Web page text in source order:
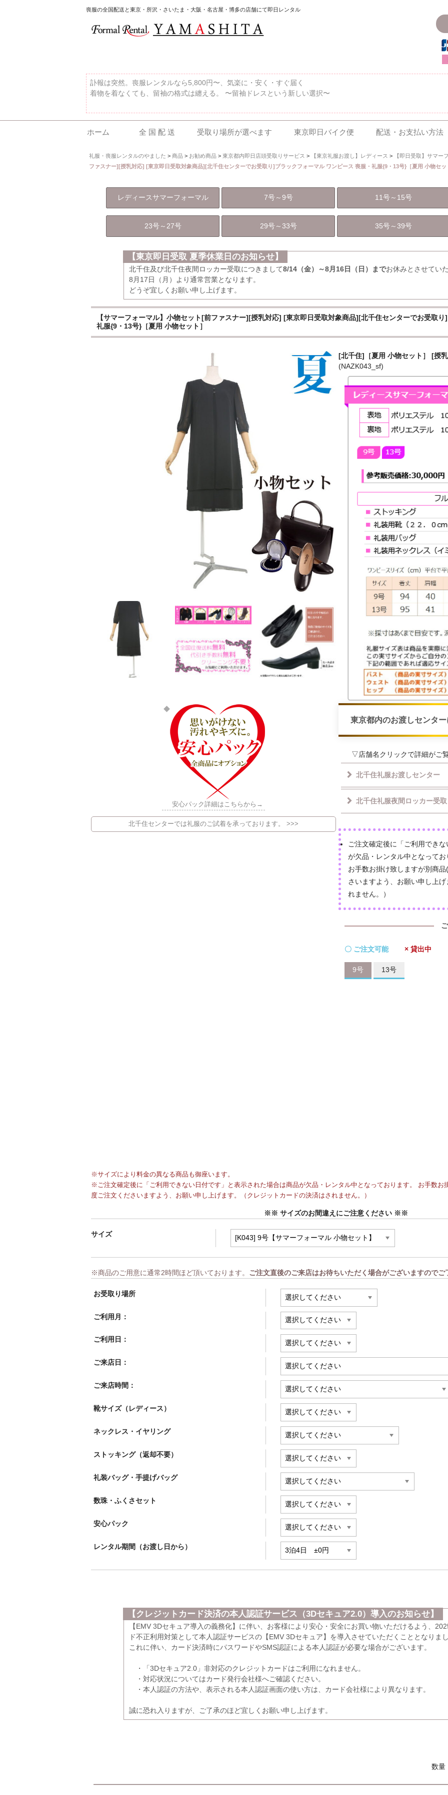
喪服の全国配送と東京・所沢・さいたま・大阪・名古屋・博多の店舗にて即日レンタル
訃報は突然。喪服レンタルなら5,800円〜、気楽に・安く・すぐ届く
着物を着なくても、留袖の格式は纏える。 〜留袖ドレスという新しい選択〜
ホーム 全 国 配 送 受取り場所が選べます 東京即日バイク便 配送・お支払い方法
礼服・喪服レンタルのやました > 商品> お勧め商品> 東京都内即日店頭受取りサービス > 【東京礼服お渡し】レディース >
【即日受取】サマー
ファスナー][授乳対応] [東京即日受取対象商品][北千住センターでお受取り]ブラックフォーマル ワンピース 喪服・礼服{9・13号}［夏用 小物セッ
レディースサマーフォーマル 7号～9号 11号～15号
23号～27号 29号～33号 35号～39号
【東京即日受取 夏季休業日のお知らせ】
北千住及び北千住夜間ロッカー受取につきまして8/14（金）～8月16日（日）までお休みとさせてい
8月17日（月）より通常営業となります。
どうぞ宜しくお願い申し上げます。
【サマーフォーマル】小物セット[前ファスナー][授乳対応] [東京即日受取対象商品][北千住センターでお受取
礼服{9・13号}［夏用 小物セット］
安心パック詳細はこちらから→
北千住センターでは礼服のご試着を承っております。 >>>
[北千住]［夏用 小物セット］ [授
(NAZK043_sf)
東京都内のお渡しセンタ
▽店舗名クリックで詳細がご
北千住礼服お渡しセンター
北千住礼服夜間ロッカー受
ご注文確定後に「ご利用でき
が欠品・レンタル中となってお
お手数お掛け致しますが別商
さいますよう、お願い申し上
れません。）
〇 ご注文可能 × 貸出中
9号 13号
※サイズにより料金の異なる商品も御座います。
※ご注文確定後に「ご利用できない日付です」と表示された場合は商品が欠品・レンタル中となっております。 お手数お
度ご注文くださいますよう、お願い申し上げます。（クレジットカードの決済はされません。）
※※ サイズのお間違えにご注意ください ※※
サイズ
※商品のご用意に通常2時間ほど頂いております。 ご注文直後のご来店はお待ちいただく場合がございますのでご
お受取り場所
ご利用月：
ご利用日：
ご来店日：
ご来店時間：
靴サイズ（レディース）
ネックレス・イヤリング
ストッキング（返却不要）
礼装バッグ・手提げバッグ
数珠・ふくさセット
安心パック
レンタル期間（お渡し日から）
【クレジットカード決済の本人認証サービス（3Dセキュア2.0）導入のお知らせ】
【EMV 3Dセキュア導入の義務化】に伴い、お客様により安心・安全にお買い物いただけるよう、
ド不正利用対策として本人認証サービスの【EMV 3Dセキュア】を導入させていただくこととなりま
これに伴い、カード決済時にパスワードやSMS認証による本人認証が必要な場合がございます。
・「3Dセキュア2.0」非対応のクレジットカードはご利用になれません。
・対応状況についてはカード発行会社様へご確認ください。
・本人認証の方法や、表示される本人認証画面の使い方は、カード会社様により異なります。
誠に恐れ入りますが、ご了承のほど宜しくお願い申し上げます。
数量